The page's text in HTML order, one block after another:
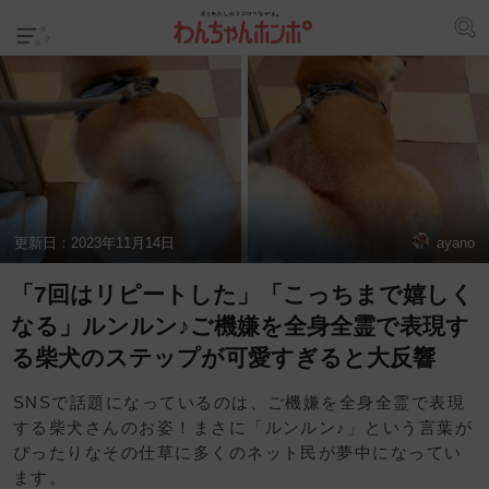
更新日： 2023年11月14日 ayano
「7回はリピートした」「こっちまで嬉しく
なる」ルンルン♪ご機嫌を全身全霊で表現す
る柴犬のステップが可愛すぎると大反響
SNSで話題になっているのは、ご機嫌を全身全霊で表現
する柴犬さんのお姿！まさに「ルンルン♪」という言葉が
ぴったりなその仕草に多くのネット民が夢中になってい
ます。